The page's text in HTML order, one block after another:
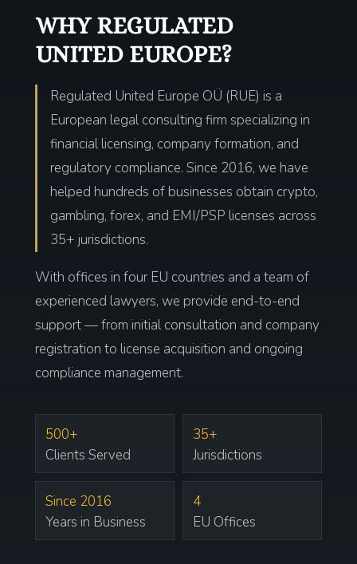
WHY REGULATED
UNITED EUROPE?
Regulated United Europe OÜ (RUE) is a
European legal consulting firm specializing in
financial licensing, company formation, and
regulatory compliance. Since 2016, we have
helped hundreds of businesses obtain crypto,
gambling, forex, and EMI/PSP licenses across
35+ jurisdictions.
With offices in four EU countries and a team of
experienced lawyers, we provide end-to-end
support — from initial consultation and company
registration to license acquisition and ongoing
compliance management.
500+
Clients Served
35+
Jurisdictions
Since 2016
Years in Business
4
EU Offices